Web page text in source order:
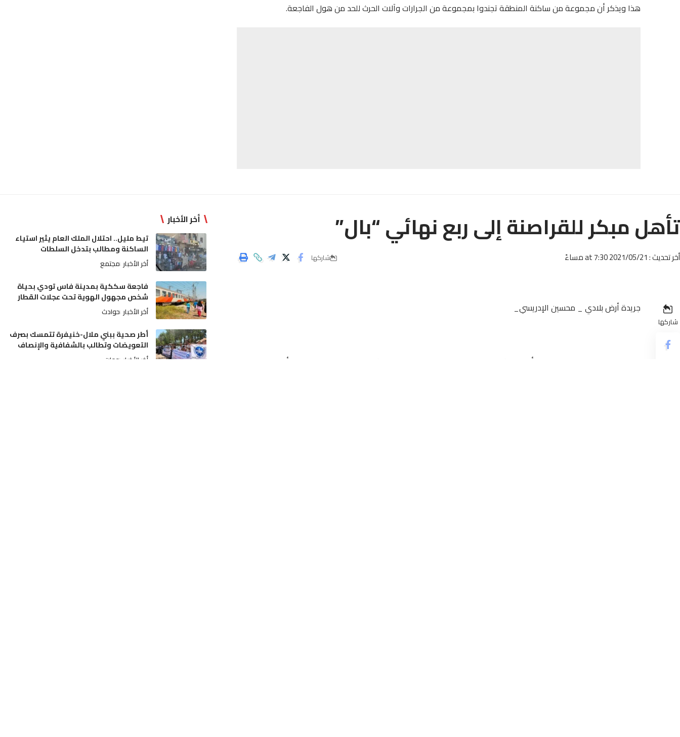
هذا ويذكر أن مجموعة من ساكنة المنطقة تجندوا بمجموعة من الجرارات وآلات الحرث للحد من هول الفاجعة.
تأهل مبكر للقراصنة إلى ربع نهائي “بال”
أخر تحديث : 2021/05/21 at 7:30 مساءً شاركها
شاركها
جريدة أرض بلادي _ محسين الإدريسي_
نجح فريق جمعية سلا، في حسم تأهله مبكرا إلى دور ربع نهاية الدوري الإفريقي لكرة السلة “بال”، الذي تجري أطواره في
أخر الأخبار
تيط مليل.. احتلال الملك العام يثير استياء
الساكنة ومطالب بتدخل السلطات
أخر الأخبار مجتمع
فاجعة سككية بمدينة فاس تودي بحياة
شخص مجهول الهوية تحت عجلات القطار
أخر الأخبار حوادث
أطر صحية ببني ملال-خنيفرة تتمسك بصرف
التعويضات وتطالب بالشفافية والإنصاف
أخر الأخبار جهات